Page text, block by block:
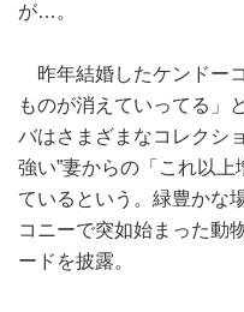
が…。
昨年結婚したケンドー
ものが消えていってる」
バはさまざまなコレクシ
強い”妻からの「これ以
ているという。緑豊かな
コニーで突如始まった動
ードを披露。